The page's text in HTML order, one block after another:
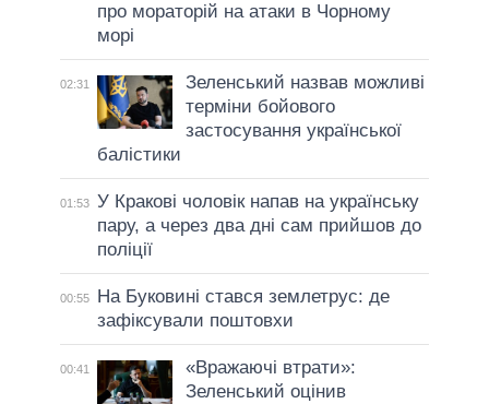
про мораторій на атаки в Чорному
морі
02:31
Зеленський назвав можливі
терміни бойового
застосування української
балістики
01:53 У Кракові чоловік напав на українську
пару, а через два дні сам прийшов до
поліції
00:55
На Буковині стався землетрус: де
зафіксували поштовхи
00:41
«Вражаючі втрати»:
Зеленський оцінив